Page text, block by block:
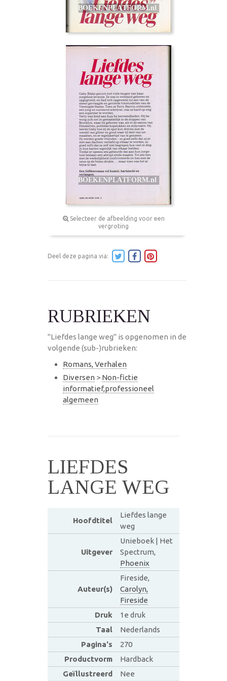
Selecteer de afbeelding voor een
vergroting
Deel deze pagina via:
RUBRIEKEN
"Liefdes lange weg" is opgenomen in de
volgende (sub-)rubrieken:
Romans, Verhalen
Diversen > Non-fictie
informatief,professioneel
algemeen
LIEFDES
LANGE WEG
Hoofdtitel
Liefdes lange
weg
Uitgever
Unieboek | Het
Spectrum,
Phoenix
Auteur(s)
Fireside,
Carolyn,
Fireside
Druk
1e druk
Taal
Nederlands
Pagina's
270
Productvorm
Hardback
Geïllustreerd
Nee